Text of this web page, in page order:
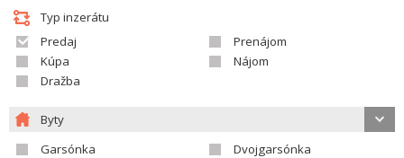
Typ inzerátu
Predaj
Prenájom
Kúpa
Nájom
Dražba
Byty
Garsónka
Dvojgarsónka